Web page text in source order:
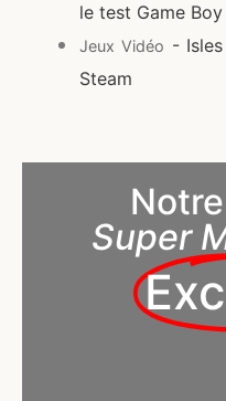
le test Game
Jeux Vidéo -
Steam
Super